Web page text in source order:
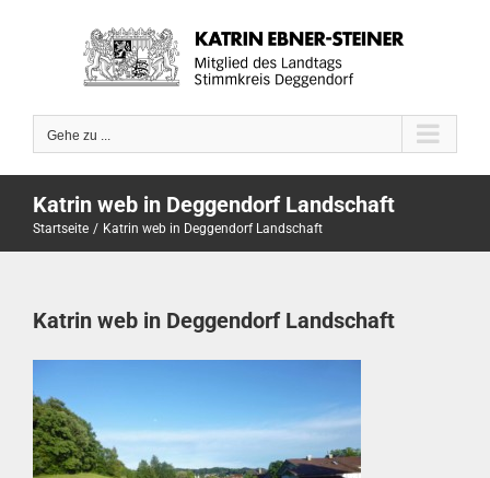
Gehe zu ...
Katrin web in Deggendorf Landschaft
Startseite Katrin web in Deggendorf Landschaft
Katrin web in Deggendorf Landschaft